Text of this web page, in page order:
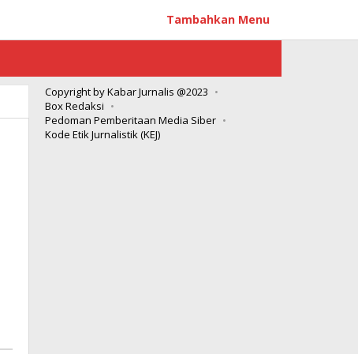
Tambahkan Menu
Copyright by Kabar Jurnalis @2023
Box Redaksi
Pedoman Pemberitaan Media Siber
Kode Etik Jurnalistik (KEJ)